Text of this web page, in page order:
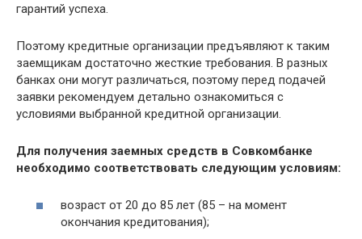
гарантий успеха.
Поэтому кредитные организации предъявляют к таким
заемщикам достаточно жесткие требования. В разных
банках они могут различаться, поэтому перед подачей
заявки рекомендуем детально ознакомиться с
условиями выбранной кредитной организации.
Для получения заемных средств в Совкомбанке
необходимо соответствовать следующим условиям:
возраст от 20 до 85 лет (85 – на момент
окончания кредитования);